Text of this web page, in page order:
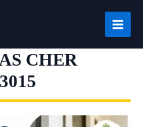
CHER